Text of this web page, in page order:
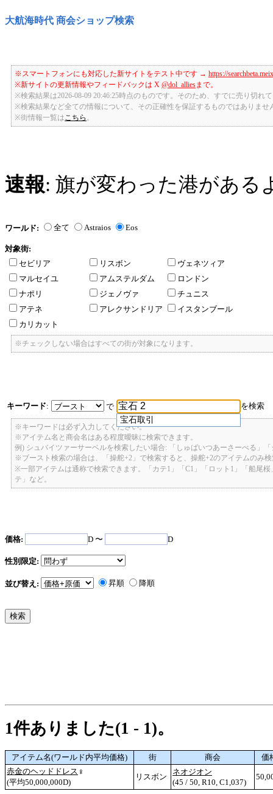
大航海時代 商会ショップ検索
※スマートフォンにも対応した新サイトをテスト中です → https://
※新サイトの更新情報やフィードバックは X @dol_alliesまで。
※検索結果は2026-08-09 20:46:25時点のものです。そのため、すでに売り切れ
※検索結果など全ての情報について、その正確性を保証するものではありませ
※街情報一覧は こちら
速報: 旗が変わった港がある
ワールド: 全て Astraios Eos
対象街:
セビリア
リスボン
ヴェネツィア
マルセイユ
アムステルダム
ロンドン
ナポリ
ジェノヴァ
チュニス
アテネ
アレクサンドリア
イスタンブール
カリカット
※チェックしない場合はすべての街が対象になります。
キーワード:
で
宝石取引
を検索
※キーワードは必ず入力してください。
※アイテム名と商会名はある程度曖昧に検索できます。
例) シュバイツァーサーベルを検索したい場合: 「しゅばいつあーさーべる」
※ブースト検索の場合は、「操舵+2」で検索すると、操舵+2のアイテムのみ
※一部アイテムは通称で検索できます。「カテ1」「C1」「ロット1」「船尾
テ」など。
価格: D 〜 D
性別限定:
並び替え: 昇順 降順
1件ありました(1 - 1)。
アイテム名(ワールド内平均価格) 街 商会
価
赤金のヘッドドレス ♀
(平均50,000,000D)
リスボン
ネオジオン
(45 / 50, R10, C1,037)